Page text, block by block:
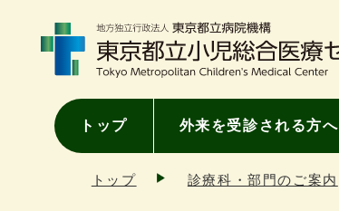
トップ 外来を受診される方へ
トップ 診療科・部門のご案内